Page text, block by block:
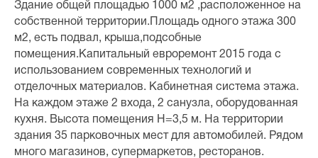
Здание общей площадью 1000 м2 ,расположенное на
собственной территории.Площадь одного этажа 300
м2, есть подвал, крыша,подсобные
помещения.Капитальный евроремонт 2015 года с
использованием современных технологий и
отделочных материалов. Кабинетная система этажа.
На каждом этаже 2 входа, 2 санузла, оборудованная
кухня. Высота помещения Н=3,5 м. На территории
здания 35 парковочных мест для автомобилей. Рядом
много магазинов, супермаркетов, ресторанов.